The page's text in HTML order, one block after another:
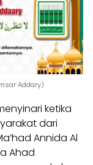
Addary)
ketika
dari
Annida Al
Ahad